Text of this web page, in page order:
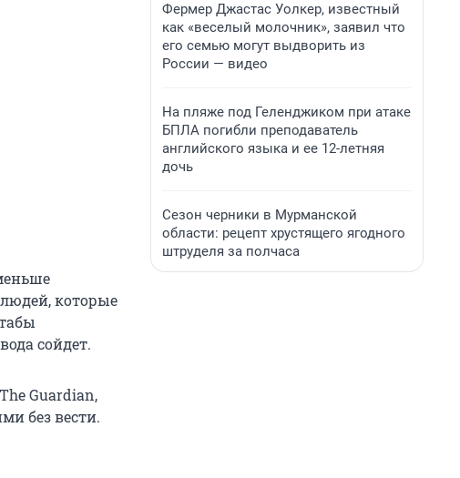
которые
сойдет.
Guardian,
без вести.
Фермер Джастас Уолкер, известный
как «веселый молочник», заявил что
его семью могут выдворить из
России — видео
На пляже под Геленджиком при атаке
БПЛА погибли преподаватель
английского языка и ее 12-летняя
дочь
Сезон черники в Мурманской
области: рецепт хрустящего ягодного
штруделя за полчаса